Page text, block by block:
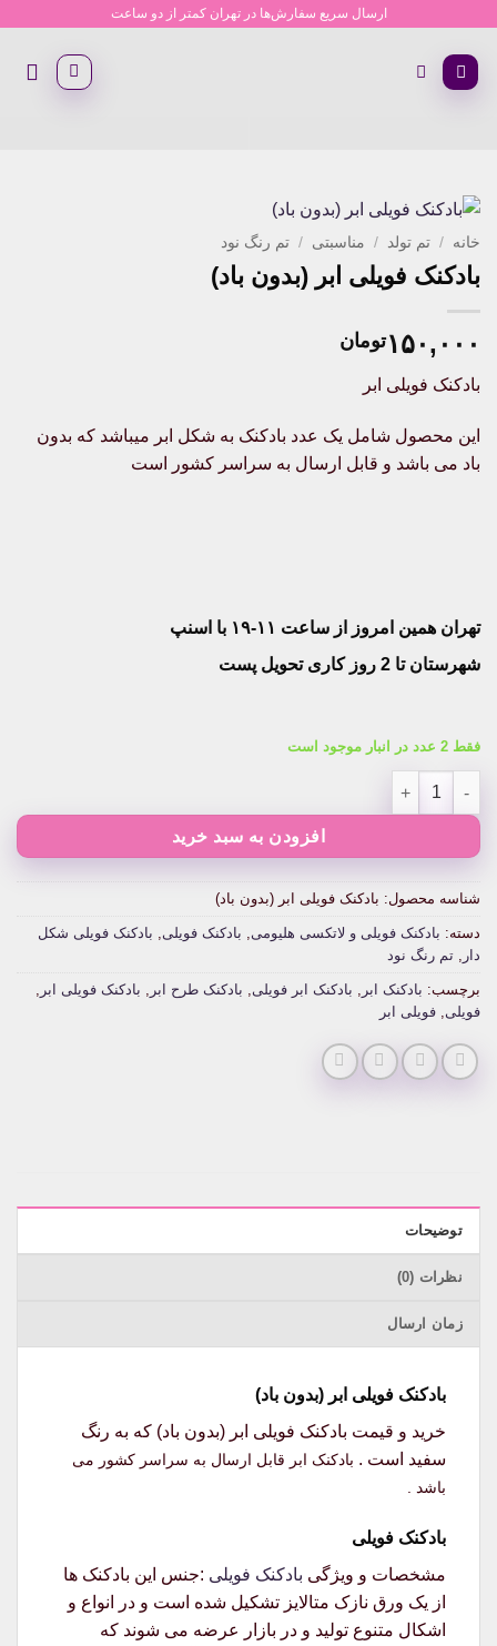
content
ارسال سریع سفارش‌ها در تهران کمتر از دو ساعت
خانه / تم تولد / مناسبتی / تم رنگ نود
بادکنک فویلی ابر (بدون باد)
۱۵۰,۰۰۰تومان
بادکنک فویلی ابر
این محصول شامل یک عدد بادکنک به شکل ابر میباشد که بدون
باد می باشد و قابل ارسال به سراسر کشور است
تهران همین امروز از ساعت ۱۱-۱۹ با اسنپ
شهرستان تا 2 روز کاری تحویل پست
فقط 2 عدد در انبار موجود است
بادکنک فویلی ابر (بدون باد) عدد
افزودن به سبد خرید
شناسه محصول: بادکنک فویلی ابر (بدون باد)
دسته: بادکنک فویلی و لاتکسی هلیومی بادکنک فویلی
بادکنک فویلی شکل
دار
تم رنگ نود
برچسب: بادکنک ابر بادکنک ابر فویلی بادکنک طرح ابر بادکنک فویلی ابر
فویلی فویلی ابر
توضیحات
نظرات (0)
زمان ارسال
بادکنک فویلی ابر (بدون باد)
خرید و قیمت بادکنک فویلی ابر (بدون باد) که به رنگ
سفید است . بادکنک ابر قابل ارسال به سراسر کشور می
باشد .
بادکنک فویلی
مشخصات و ویژگی بادکنک فویلی :جنس این بادکنک ها
از یک ورق نازک متالایز تشکیل شده است و در انواع و
اشکال متنوع تولید و در بازار عرضه می شوند که